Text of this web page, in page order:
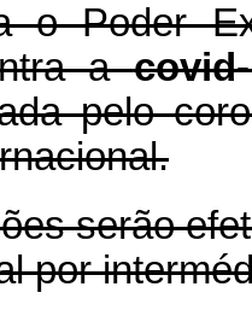
Poder
a
pelo
serão
por